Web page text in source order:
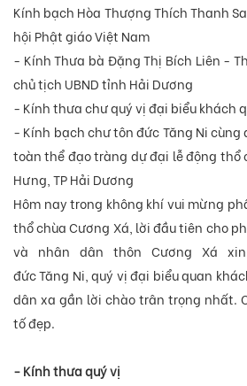
Kính bạch Hòa Thượng Thích Thanh
hội Phật giáo Việt Nam
- Kính Thưa bà Đặng Thị Bích Liên -
chủ tịch UBND tỉnh Hải Dương
- Kính thưa chư quý vị đại biểu khách
- Kính bạch chư tôn đứcTăng Nicùng
toànthểđạo tràng dự đại lễ động thổ
Hưng, TP Hải Dương
Hôm nay trong không khí vui mừng
thổ chùa Cương Xá, lời đầu tiên cho
và nhân dân thôn Cương Xá
đứcTăng Ni , quý vị đại biểu quan
dân xa gần lời chào trân trọng nhất.
tố đẹp.
- Kính thưa quý vị